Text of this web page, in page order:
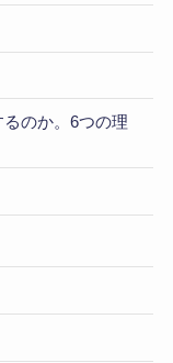
のか。6つの理